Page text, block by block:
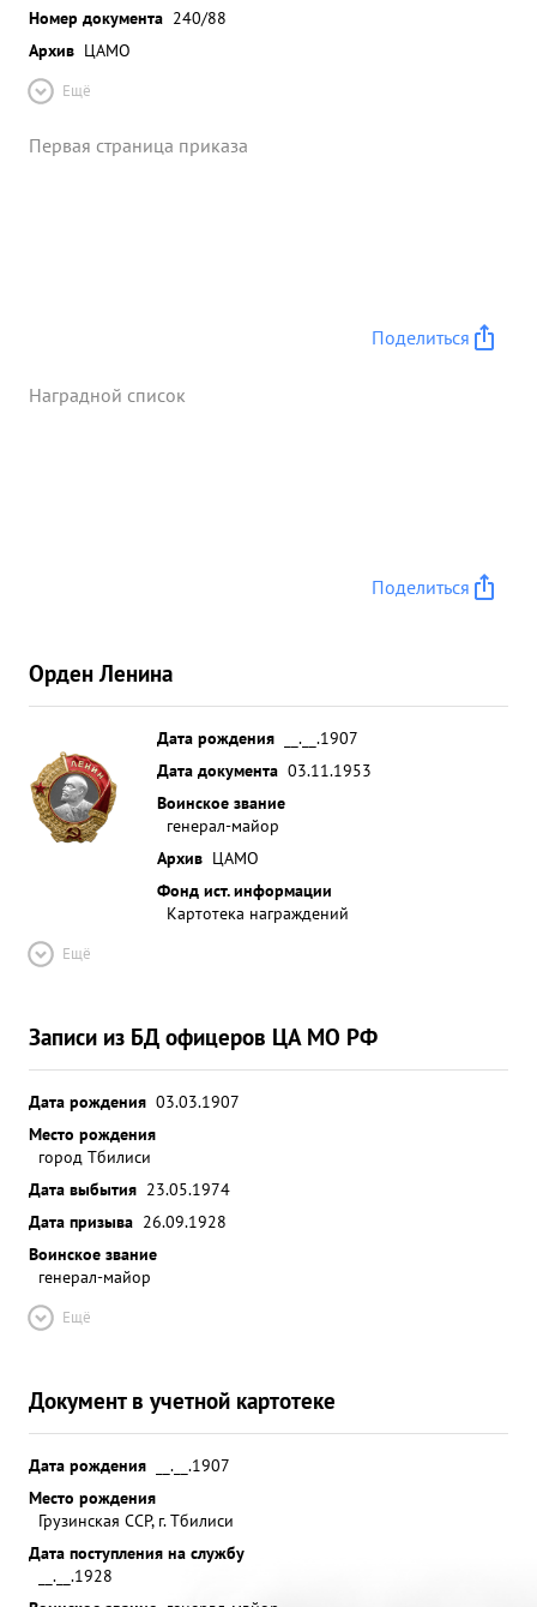
Номер документа 240/88
Архив ЦАМО
Ещё
Первая страница приказа
Поделиться
Наградной список
Поделиться
Орден Ленина
Дата рождения
__.__.1907
Дата документа 03.11.1953
Воинское звание
генерал-майор
Архив ЦАМО
Фонд ист. информации
Картотека награждений
Ещё
Записи из БД офицеров ЦА МО РФ
Дата рождения 03.03.1907
Место рождения
город Тбилиси
Дата выбытия 23.05.1974
Дата призыва 26.09.1928
Воинское звание
генерал-майор
Ещё
Документ в учетной картотеке
Дата рождения
__.__.1907
Место рождения
Грузинская ССР, г. Тбилиси
Дата поступления на службу
__.__.1928